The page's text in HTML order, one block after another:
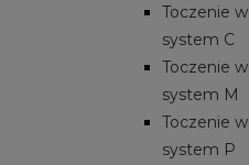
Toczenie
system C
Toczenie
system M
Toczenie
system P